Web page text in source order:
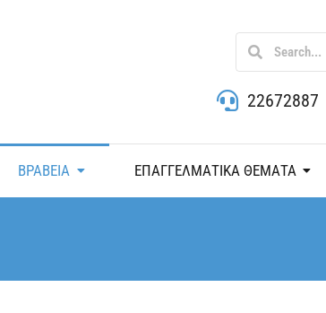
22672887
ΒΡΑΒΕΙΑ ΕΠΑΓΓΕΛΜΑΤΙΚΑ ΘΕΜΑΤΑ